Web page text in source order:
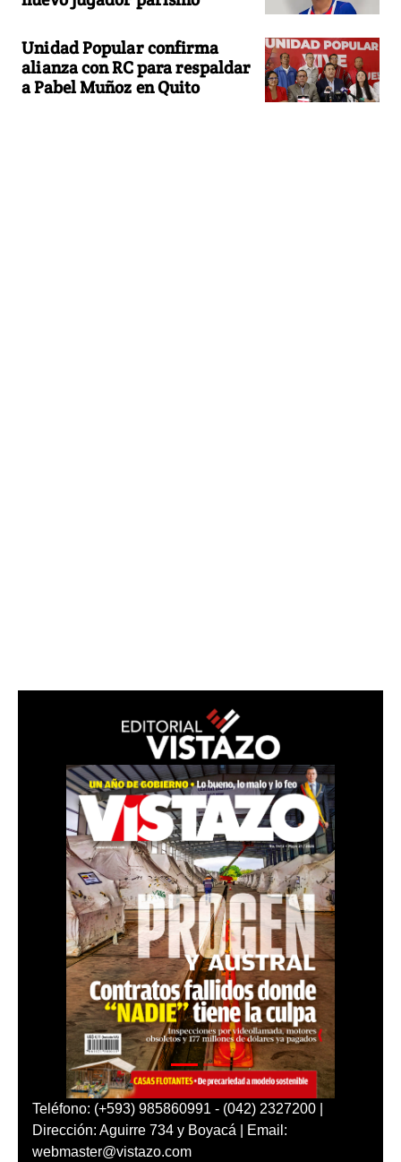
Unidad Popular confirma
alianza con RC para respaldar
a Pabel Muñoz en Quito
Teléfono: (+593) 985860991 - (042) 2327200 |
Dirección: Aguirre 734 y Boyacá | Email:
webmaster@vistazo.com